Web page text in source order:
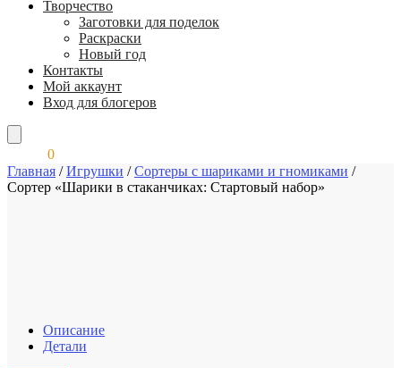
Творчество
Заготовки для поделок
Раскраски
Новый год
Контакты
Мой аккаунт
Вход для блогеров
0
Главная /Игрушки /Сортеры с шариками и гномиками /
Сортер «Шарики в стаканчиках: Стартовый набор»
Описание
Детали